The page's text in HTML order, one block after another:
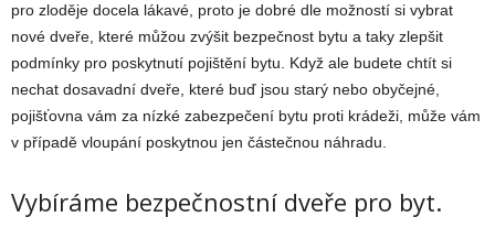
pro zloděje docela lákavé, proto je dobré dle možností si vybrat
nové dveře, které můžou zvýšit bezpečnost bytu a taky zlepšit
podmínky pro poskytnutí pojištění bytu. Když ale budete chtít si
nechat dosavadní dveře, které buď jsou starý nebo obyčejné,
pojišťovna vám za nízké zabezpečení bytu proti krádeži, může vám
v případě vloupání poskytnou jen částečnou náhradu.
Vybíráme bezpečnostní dveře pro byt.